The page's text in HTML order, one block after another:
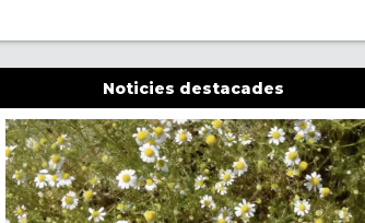
Noticies destacades